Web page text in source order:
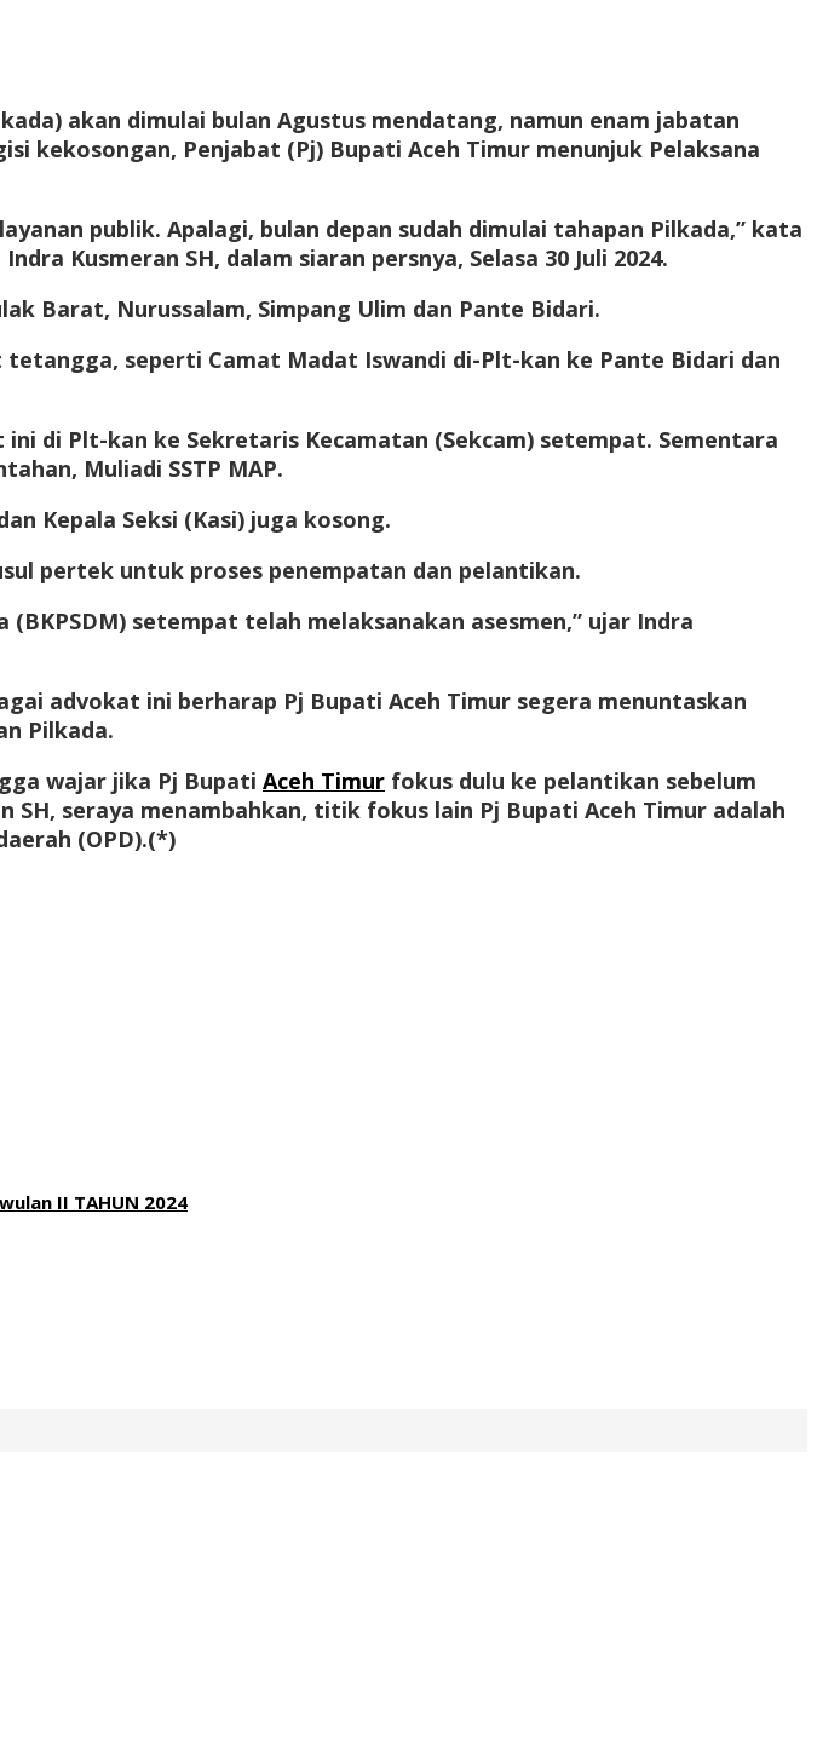
akan dimulai bulan Agustus mendatang, namun enam jabatan
kekosongan, Penjabat (Pj) Bupati Aceh Timur menunjuk Pelaksana
publik. Apalagi, bulan depan sudah dimulai tahapan Pilkada,” kata
Kusmeran SH, dalam siaran persnya, Selasa 30 Juli 2024.
Barat, Nurussalam, Simpang Ulim dan Pante Bidari.
seperti Camat Madat Iswandi di-Plt-kan ke Pante Bidari dan
di Plt-kan ke Sekretaris Kecamatan (Sekcam) setempat. Sementara
Muliadi SSTP MAP.
Kepala Seksi (Kasi) juga kosong.
pertek untuk proses penempatan dan pelantikan.
setempat telah melaksanakan asesmen,” ujar Indra
advokat ini berharap Pj Bupati Aceh Timur segera menuntaskan
Pilkada.
wajar jika Pj Bupati Aceh Timur fokus dulu ke pelantikan sebelum
seraya menambahkan, titik fokus lain Pj Bupati Aceh Timur adalah
(OPD).(*)
II TAHUN 2024